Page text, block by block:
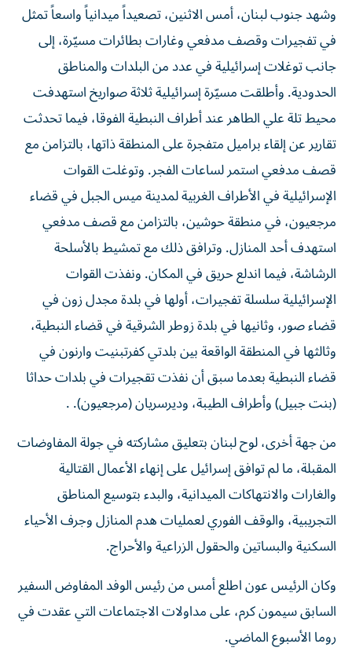
وشهد جنوب لبنان، أمس الاثنين، تصعيداً ميدانياً واسعاً تمثل
في تفجيرات وقصف مدفعي وغارات بطائرات مسيّرة، إلى
جانب توغلات إسرائيلية في عدد من البلدات والمناطق
الحدودية. وأطلقت مسيّرة إسرائيلية ثلاثة صواريخ استهدفت
محيط تلة علي الطاهر عند أطراف النبطية الفوقا، فيما تحدثت
تقارير عن إلقاء براميل متفجرة على المنطقة ذاتها، بالتزامن مع
قصف مدفعي استمر لساعات الفجر. وتوغلت القوات
الإسرائيلية في الأطراف الغربية لمدينة ميس الجبل في قضاء
مرجعيون، في منطقة حوشين، بالتزامن مع قصف مدفعي
استهدف أحد المنازل. وترافق ذلك مع تمشيط بالأسلحة
الرشاشة، فيما اندلع حريق في المكان. ونفذت القوات
الإسرائيلية سلسلة تفجيرات، أولها في بلدة مجدل زون في
قضاء صور، وثانيها في بلدة زوطر الشرقية في قضاء النبطية،
وثالثها في المنطقة الواقعة بين بلدتي كفرتبنيت وارنون في
قضاء النبطية بعدما سبق أن نفذت تقجيرات في بلدات حداثا
(بنت جبيل) وأطراف الطيبة، وديرسريان (مرجعيون). .
من جهة أخرى، لوح لبنان بتعليق مشاركته في جولة المفاوضات
المقبلة، ما لم توافق إسرائيل على إنهاء الأعمال القتالية
والغارات والانتهاكات الميدانية، والبدء بتوسيع المناطق
التجريبية، والوقف الفوري لعمليات هدم المنازل وجرف الأحياء
السكنية والبساتين والحقول الزراعية والأحراج.
وكان الرئيس عون اطلع أمس من رئيس الوفد المفاوض السفير
السابق سيمون كرم، على مداولات الاجتماعات التي عقدت في
روما الأسبوع الماضي.